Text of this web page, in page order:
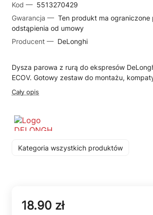
Kod — 5513270429
Gwarancja — Ten produkt ma ograniczone
odstąpienia od umowy
Producent — DeLonghi
Dysza parowa z rurą do ekspresów
ECOV. Gotowy zestaw do montażu,
Cały opis
Kategoria wszystkich produktów
18.90 zł